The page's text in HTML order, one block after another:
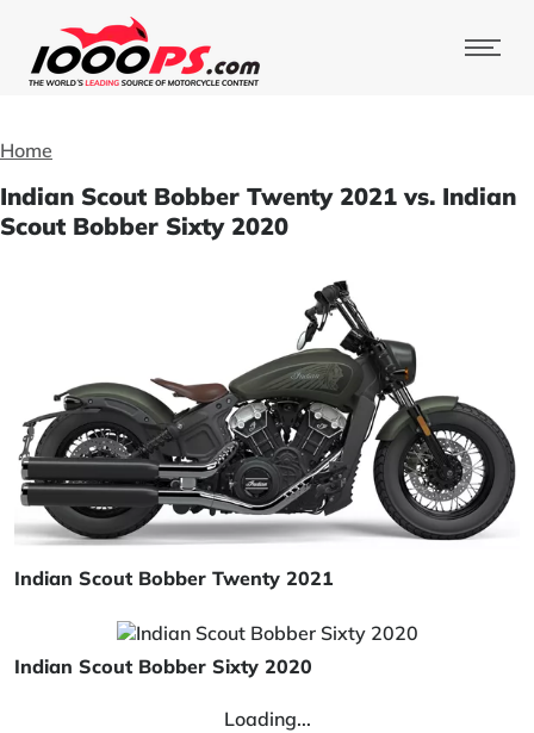
Home
Indian Scout Bobber Twenty 2021 vs. Indian
Scout Bobber Sixty 2020
Indian Scout Bobber Twenty 2021
Indian Scout Bobber Sixty 2020
Loading...